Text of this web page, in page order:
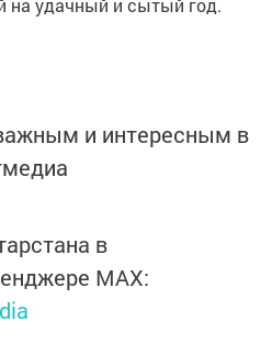
на удачный и сытый год.
и интересным в
в
MАХ: